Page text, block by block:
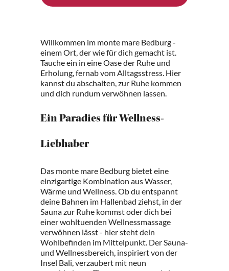
Willkommen im monte mare Bedburg -
einem Ort, der wie für dich gemacht ist.
Tauche ein in eine Oase der Ruhe und
Erholung, fernab vom Alltagsstress. Hier
kannst du abschalten, zur Ruhe kommen
und dich rundum verwöhnen lassen.
Ein Paradies für Wellness-
Liebhaber
Das monte mare Bedburg bietet eine
einzigartige Kombination aus Wasser,
Wärme und Wellness. Ob du entspannt
deine Bahnen im Hallenbad ziehst, in der
Sauna zur Ruhe kommst oder dich bei
einer wohltuenden Wellnessmassage
verwöhnen lässt - hier steht dein
Wohlbefinden im Mittelpunkt. Der Sauna-
und Wellnessbereich, inspiriert von der
Insel Bali, verzaubert mit neun